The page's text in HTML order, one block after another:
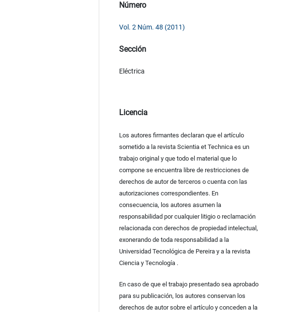
Número
Vol. 2 Núm. 48 (2011)
Sección
Eléctrica
Licencia
Los autores firmantes declaran que el artículo
sometido a la revista Scientia et Technica es un
trabajo original y que todo el material que lo
compone se encuentra libre de restricciones de
derechos de autor de terceros o cuenta con las
autorizaciones correspondientes. En
consecuencia, los autores asumen la
responsabilidad por cualquier litigio o reclamación
relacionada con derechos de propiedad intelectual,
exonerando de toda responsabilidad a la
Universidad Tecnológica de Pereira y a la revista
Ciencia y Tecnología .
En caso de que el trabajo presentado sea aprobado
para su publicación, los autores conservan los
derechos de autor sobre el artículo y conceden a la